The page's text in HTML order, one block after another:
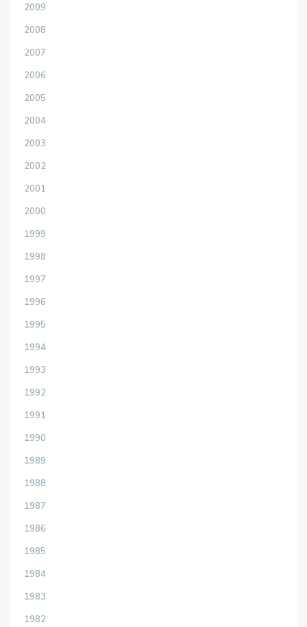
2009
2008
2007
2006
2005
2004
2003
2002
2001
2000
1999
1998
1997
1996
1995
1994
1993
1992
1991
1990
1989
1988
1987
1986
1985
1984
1983
1982